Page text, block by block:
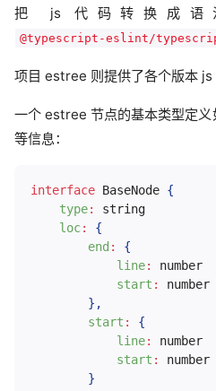
把 js 代码转换成语
@typescript-eslint/
项目 estree 则提供了各个版本 js
一个 estree 节点的基本类型定
等信息：
interface BaseNode {
type:
string
loc:
{
end :
{
line:
number
start :
number
} ,
start :
{
line:
number
start :
number
}